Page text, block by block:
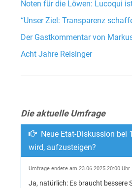
Noten für die Löwen: Lucoqui
“Unser Ziel: Transparenz
Der Gastkommentar von
Acht Jahre Reisinger
Die aktuelle Umfrage
Neue Etat-Diskussion bei
wird, aufzusteigen?
Umfrage endete am 23.06.2025 20:00 Uhr
Ja, natürlich: Es braucht bessere